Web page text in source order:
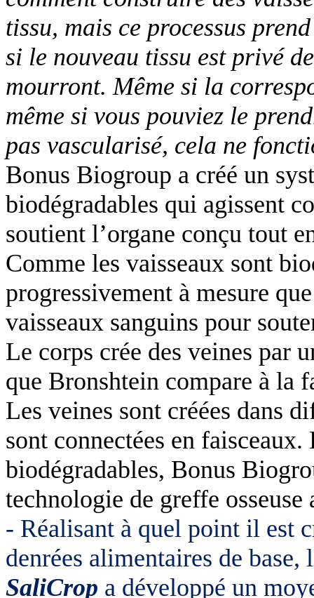
tissu, mais ce processus
si le nouveau tissu est privé
mourront. Même si la
même si vous pouviez le
pas vascularisé, cela ne
Bonus Biogroup a créé un
biodégradables qui agissent
soutient l’organe conçu tout
Comme les vaisseaux sont
progressivement à mesure
vaisseaux sanguins pour
Le corps crée des veines par
que Bronshtein compare à la
Les veines sont créées dans
sont connectées en
biodégradables, Bonus
technologie de greffe osseuse
- Réalisant à quel point il est
denrées alimentaires de
SaliCrop a développé un